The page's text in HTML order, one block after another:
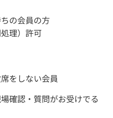
の会員の方
理）許可
をしない会員
確認・質問がお受けでる